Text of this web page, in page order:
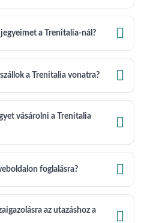
a Trenitalia-nál? 
a Trenitalia vonatra? 
vásárolni a Trenitalia

foglalásra? 
az utazáshoz a
